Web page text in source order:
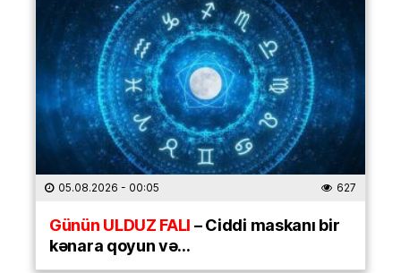
05.08.2026 - 00:05 627
Günün ULDUZ FALI– Ciddi maskanı bir
kənara qoyun və…